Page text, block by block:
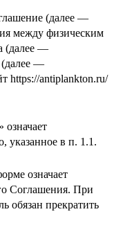
(далее —
между физическим
(далее —
—
https://antiplankton.ru/
указанное в п. 1.1.
означает
Соглашения. При
обязан прекратить